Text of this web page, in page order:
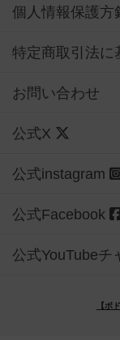
個人情報保護方
特定商取引法に
お問い合わせ
公式X
公式instagram
公式Facebook
公式YouTubeチ
【ボ